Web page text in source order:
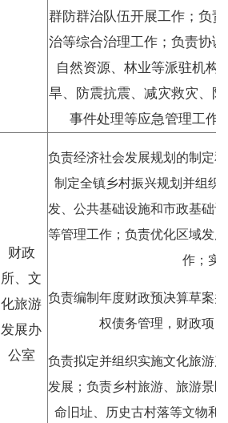
群防群治队伍开展工作；负
治等综合治理工作；负责协
自然资源、林业等派驻机构
旱、防震抗震、减灾救灾、
事件处理等应急管理工作
财政
所、文
化旅游
发展办
公室
负责经济社会发展规划的制定
制定全镇乡村振兴规划并组织
发、公共基础设施和市政基础
等管理工作；负责优化区域发
作；实
负责编制年度财政预决算草案
权债务管理，财政项
负责拟定并组织实施文化旅游
发展；负责乡村旅游、旅游景
命旧址、历史古村落等文物和